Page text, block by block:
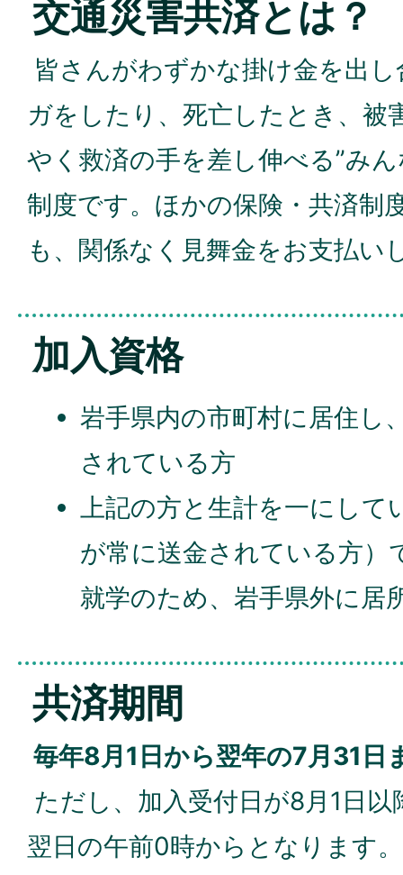
交通災害共済とは？
皆さんがわずかな掛け金を出
ガをしたり、死亡したとき、被
やく救済の手を差し伸べる”み
制度です。ほかの保険・共済制
も、関係なく見舞金をお支払い
加入資格
岩手県内の市町村に居住し
されている方
上記の方と生計を一にして
が常に送金されている方）
就学のため、岩手県外に居
共済期間
毎年8月1日から翌年の7月31日
ただし、加入受付日が8月1日
翌日の午前0時からとなります